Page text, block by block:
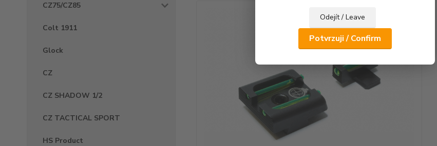
Odejít / Leave
Potvrzuji / Confirm
CZ75/CZ85
Colt 1911
Glock
CZ
CZ SHADOW 1/2
CZ TACTICAL SPORT
HS Product